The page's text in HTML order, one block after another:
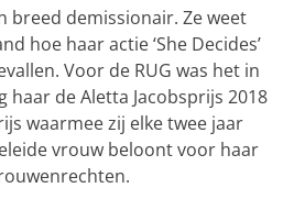
breed demissionair. Ze weet
hoe haar actie ‘She Decides’
Voor de RUG was het in
haar de Aletta Jacobsprijs 2018
waarmee zij elke twee jaar
vrouw beloont voor haar